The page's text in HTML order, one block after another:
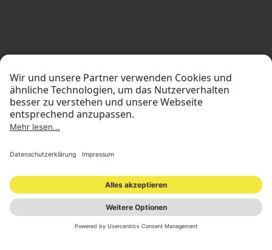
STANDORTE
© 2026 ONOMOTION GmbHAll Rights Reserved.
NEWSLETTER